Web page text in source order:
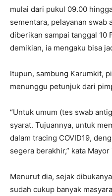
mulai dari pukul 09.00
sementara, pelayanan swab
diberikan sampai tanggal 10
demikian, ia mengaku bisa
Itupun, sambung Karumkit,
menunggu petunjuk dari
“Untuk umum (tes swab
syarat. Tujuannya, untuk
dalam tracing COVID19,
segera berakhir,” kata Mayor
Menurut dia, sejak
sudah cukup banyak